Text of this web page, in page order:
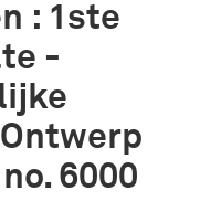
: 1ste
-
6000